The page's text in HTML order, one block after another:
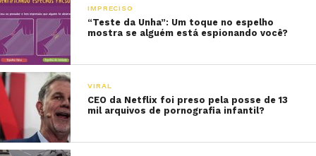
IMPRECISO
“Teste da Unha”: Um toque no espelho
mostra se alguém está espionando você?
VIRAL
CEO da Netflix foi preso pela posse de 13
mil arquivos de pornografia infantil?